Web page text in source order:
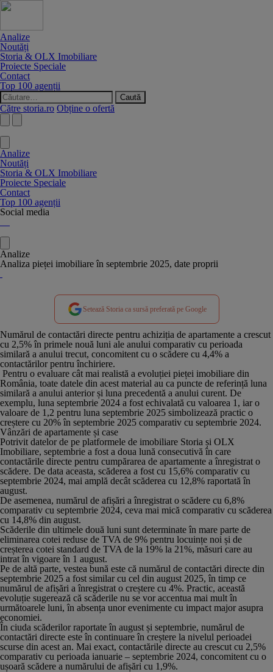
Analize
Noutăți
Storia & OLX Imobiliare
Proiecte Speciale
Contact
Top 100 agenții
Caută
după:
Către storia.ro Obține o ofertă
Analize
Noutăți
Storia & OLX Imobiliare
Proiecte Speciale
Contact
Top 100 agenții
Social media
Analize
Analiza pieței imobiliare în septembrie 2025, date proprii
Setează Storia ca sursă preferată pe Google
Numărul de contactări directe pentru achiziția de apartamente a crescut
cu 2,5% în primele nouă luni ale anului comparativ cu perioada
similară a anului trecut, concomitent cu o scădere cu 4,4% a
contactărilor pentru închiriere.
Pentru o evaluare cât mai realistă a evoluției pieței imobiliare din
România, toate datele din acest material au ca puncte de referință luna
similară a anului anterior și luna precedentă a anului curent. De
exemplu, luna septembrie 2024 a fost echivalată cu valoarea 1, iar o
valoare de 1,2 pentru luna septembrie 2025 simbolizează practic o
creștere cu 20% în septembrie 2025 comparativ cu septembrie 2024.
Vânzări de apartamente și case
Potrivit datelor de pe platformele de imobiliare Storia și OLX
Imobiliare, septembrie a fost a doua lună consecutivă în care
contactările directe pentru cumpărarea de apartamente a înregistrat o
scădere. De data aceasta, scăderea a fost cu 15,6% comparativ cu
septembrie 2024, mai amplă decât scăderea cu 12,8% raportată în
august.
De asemenea, numărul de afișări a înregistrat o scădere cu 6,8%
comparativ cu septembrie 2024, ceva mai mică comparativ cu scăderea
cu 14,8% din august.
Scăderile din ultimele două luni sunt determinate în mare parte de
eliminarea cotei reduse de TVA de 9% pentru locuințe noi și de
creșterea cotei standard de TVA de la 19% la 21%, măsuri care au
intrat în vigoare în 1 august.
Pe de altă parte, vestea bună este că numărul de contactări directe din
septembrie 2025 a fost similar cu cel din august 2025, în timp ce
numărul de afișări a înregistrat o creștere cu 4%. Practic, această
evoluție sugerează că scăderile nu se vor accentua mai mult în
următoarele luni, în absența unor evenimente cu impact major asupra
economiei.
În ciuda scăderilor raportate în august și septembrie, numărul de
contactări directe este în continuare în creștere la nivelul perioadei
scurse din acest an. Mai exact, contactările directe au crescut cu 2,5%
comparativ cu perioada ianuarie – septembrie 2024, concomitent cu o
ușoară scădere a numărului de afișări cu 1,9%.